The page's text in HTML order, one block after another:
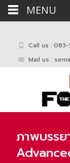
Call us :
Mail us :
ภาพบรร
MENU